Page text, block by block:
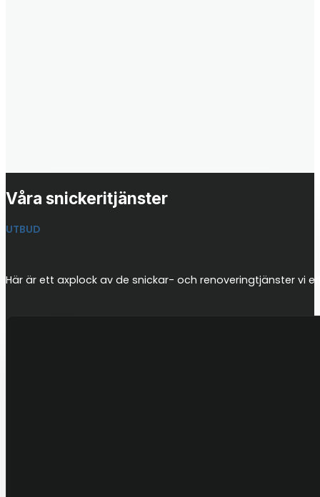
Våra snickeritjänster
UTBUD
Här är ett axplock av de snickar- och renoveringtjänster vi